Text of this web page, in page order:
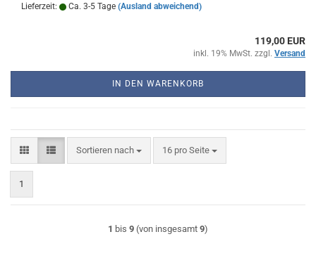
Lieferzeit: Ca. 3-5 Tage (Ausland abweichend)
119,00 EUR
inkl. 19% MwSt. zzgl. Versand
IN DEN WARENKORB
Sortieren nach
nach
16 pro Seite
Seite
1
1 bis 9 (von insgesamt 9)